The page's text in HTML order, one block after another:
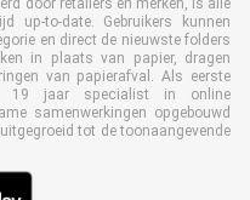
door retailers en merken, is alle
up-to-date. Gebruikers kunnen
en direct de nieuwste folders
in plaats van papier, dragen
van papierafval. Als eerste
19 jaar specialist in online
samenwerkingen opgebouwd
tot de toonaangevende